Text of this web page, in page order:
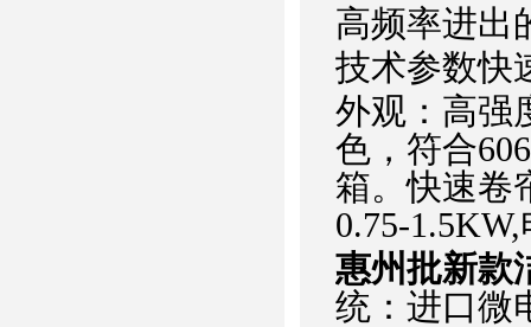
高频率进出
技术参数快
外观：高强
色，符合
箱。快速卷
0.75-
惠州批新款
统：进口微